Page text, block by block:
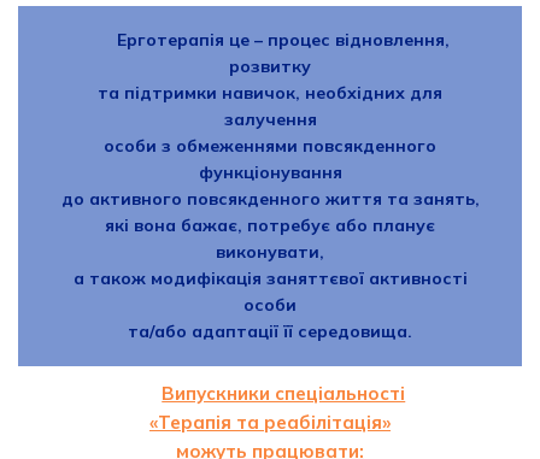
Ерготерапія це – процес відновлення,
розвитку
та підтримки навичок, необхідних для
залучення
особи з обмеженнями повсякденного
функціонування
до активного повсякденного життя та занять,
які вона бажає, потребує або планує
виконувати,
а також модифікація заняттєвої активності
особи
та/або адаптації її середовища.
Випускники спеціальності
«Терапія та реабілітація»
можуть працювати: